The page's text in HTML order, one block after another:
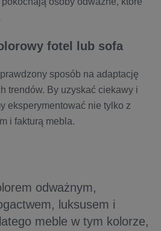
fotel lub sofa
sposób na adaptację
trendów. By uzyskać ciekawy i
eksperymentować nie tylko z
i fakturą mebla.
odważnym,
luksusem i
meble w tym kolorze,